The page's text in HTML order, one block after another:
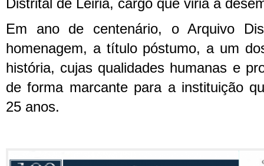
Distrital de Leiria, cargo que viria a
Em ano de centenário, o Arquivo
homenagem, a título póstumo, a um
história, cujas qualidades humanas e
de forma marcante para a instituição
25 anos.